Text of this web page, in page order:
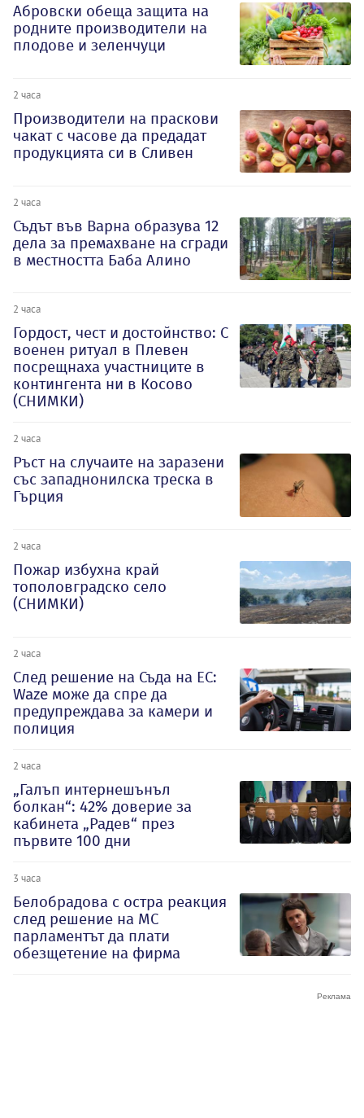
Абровски обеща защита на
родните производители на
плодове и зеленчуци
2 часа
Производители на праскови
чакат с часове да предадат
продукцията си в Сливен
2 часа
Съдът във Варна образува 12
дела за премахване на сгради
в местността Баба Алино
2 часа
Гордост, чест и достойнство: С
военен ритуал в Плевен
посрещнаха участниците в
контингента ни в Косово
(СНИМКИ)
2 часа
Ръст на случаите на заразени
със западнонилска треска в
Гърция
2 часа
Пожар избухна край
тополовградско село
(СНИМКИ)
2 часа
След решение на Съда на ЕС:
Waze може да спре да
предупреждава за камери и
полиция
2 часа
„Галъп интернешънъл
болкан“: 42% доверие за
кабинета „Радев“ през
първите 100 дни
3 часа
Белобрадова с остра реакция
след решение на МС
парламентът да плати
обезщетение на фирма